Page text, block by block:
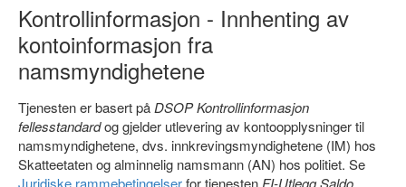
Kontrollinformasjon - Innhenting av
kontoinformasjon fra
namsmyndighetene
Tjenesten er basert på DSOP Kontrollinformasjon
fellesstandardog gjelder utlevering av kontoopplysninger til
namsmyndighetene, dvs. innkrevingsmyndighetene (IM) hos
Skatteetaten og alminnelig namsmann (AN) hos politiet. Se
Juridiske rammebetingelserfor tjenesten FI-Utlegg Saldo.